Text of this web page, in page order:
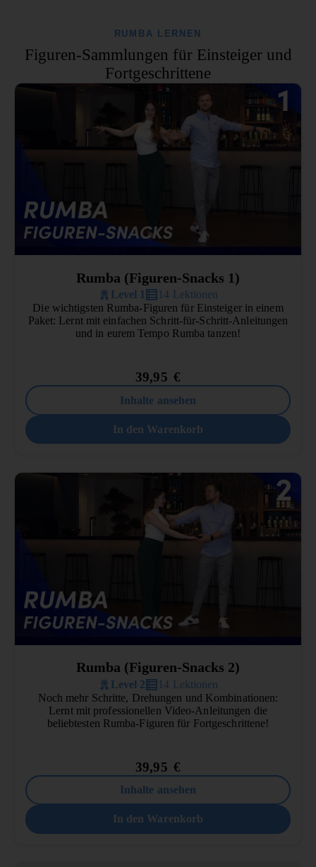
RUMBA LERNEN
Figuren-Sammlungen für Einsteiger und
Fortgeschrittene
Rumba (Figuren-Snacks 1)
Level 1
14 Lektionen
Die wichtigsten Rumba-Figuren für Einsteiger in einem
Paket: Lernt mit einfachen Schritt-für-Schritt-Anleitungen
und in eurem Tempo Rumba tanzen!
39,95 €
Inhalte ansehen
In den Warenkorb
Rumba (Figuren-Snacks 2)
Level 2
14 Lektionen
Noch mehr Schritte, Drehungen und Kombinationen:
Lernt mit professionellen Video-Anleitungen die
beliebtesten Rumba-Figuren für Fortgeschrittene!
39,95 €
Inhalte ansehen
In den Warenkorb